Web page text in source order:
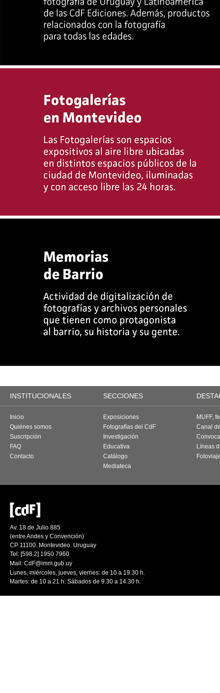
INSTITUCIONALES SECCIONES
Inicio
Quiénes somos
Suscripción
FAQ
Contacto
Exposiciones
Fotografías del CdF
Investigación
Educativa
Catálogo
Mediateca
MUFF,
Canal
Líneas
Av. 18 de Julio 885
(entre Andes y Convención)
CP 11100. Montevideo. Uruguay
Tel: [598 2] 1950 7960
Mail: CdF@imm.gub.uy
Lunes, miércoles, jueves, viernes: de 10 a 19.30 h.
Martes: de 10 a 21 h. Sábados de 9.30 a 14.30 h.